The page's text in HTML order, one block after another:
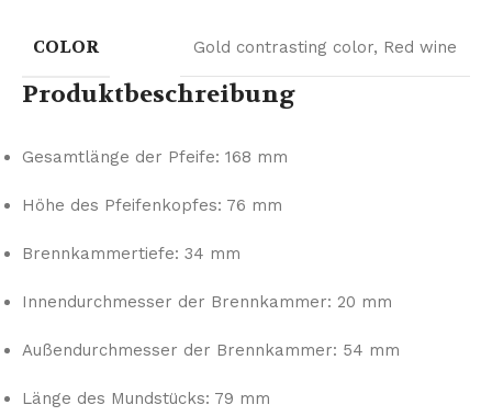
COLOR Gold contrasting color, Red wine
Produktbeschreibung
Gesamtlänge der Pfeife: 168 mm
Höhe des Pfeifenkopfes: 76 mm
Brennkammertiefe: 34 mm
Innendurchmesser der Brennkammer: 20 mm
Außendurchmesser der Brennkammer: 54 mm
Länge des Mundstücks: 79 mm